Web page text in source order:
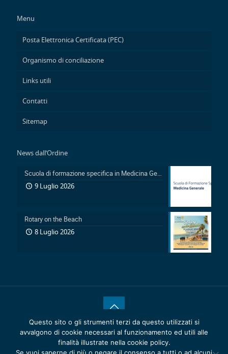
Menu
Posta Elettronica Certificata (PEC)
Organismo di conciliazione
Links utili
Contatti
Sitemap
News dall’Ordine
Scuola di formazione specifica in Medicina Generale 2026-2029: Pubblicazione avviso accesso in sovrannumero legge 401/2000 e avviso accesso degli Ufficiali Medici
9 Luglio 2026
Rotary on the Beach
8 Luglio 2026
® 2020 Copyrights. Reattiva >Ordine dei Medici Chirurghi e
degli Odontoiatri della Provincia di Catania - C.F. 80011920875 -
Privacy Policy- Cookie Policy
Questo sito o gli strumenti terzi da questo utilizzati si
avvalgono di cookie necessari al funzionamento ed utili alle
finalità illustrate nella cookie policy.